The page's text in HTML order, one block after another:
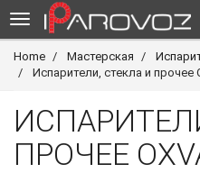
Home Мастерская
Испарители, стекла и прочее
ПРОЧЕЕ